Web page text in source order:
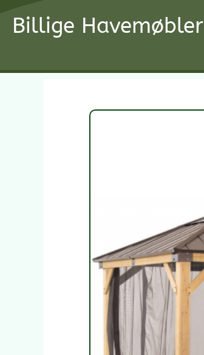
indholdet
Billige Havemøbler